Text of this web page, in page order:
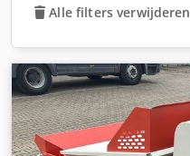
Alle filters verwijderen